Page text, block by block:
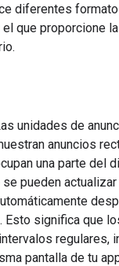
diferentes
que proporcione
unidades de
anuncios
una parte del
se pueden actualizar
Esto significa que
regulares,
pantalla de tu